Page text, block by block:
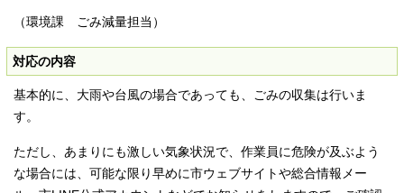
（環境課 ごみ減量担当）
対応の内容
基本的に、大雨や台風の場合であっても、ごみの収集は行いま
す。
ただし、あまりにも激しい気象状況で、作業員に危険が及ぶよう
な場合には、可能な限り早めに市ウェブサイトや総合情報メー